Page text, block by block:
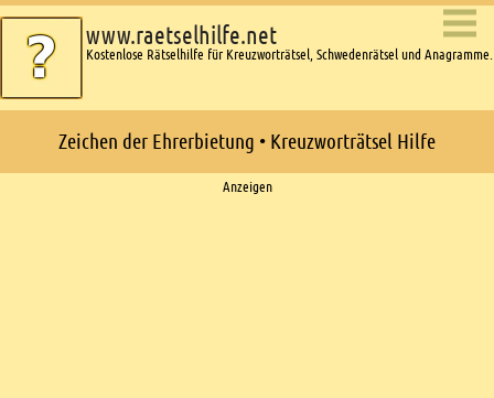
www.raetselhilfe.net
Kostenlose Rätselhilfe für Kreuzworträtsel, Schwedenrätsel und Anagramme.
Zeichen der Ehrerbietung • Kreuzworträtsel Hilfe
Anzeigen